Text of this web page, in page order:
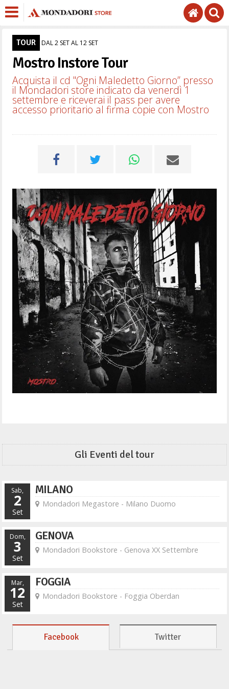
TOUR DAL 2 SET AL 12 SET
Mostro Instore Tour
Acquista il cd "Ogni Maledetto Giorno” presso
il Mondadori store indicato da venerdì 1
settembre e riceverai il pass per avere
accesso prioritario al firma copie con Mostro
Gli Eventi del tour
Sab,
2
Set
MILANO
Mondadori Megastore - Milano Duomo
Dom,
3
Set
GENOVA
Mondadori Bookstore - Genova XX Settembre
Mar,
12
Set
FOGGIA
Mondadori Bookstore - Foggia Oberdan
Facebook Twitter